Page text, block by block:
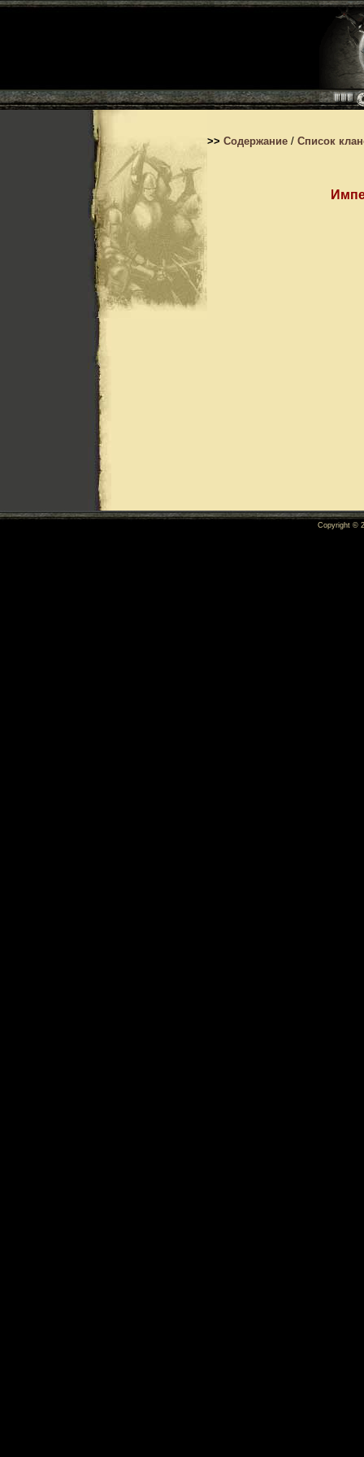
>> Содержание / Список
Copyright ©